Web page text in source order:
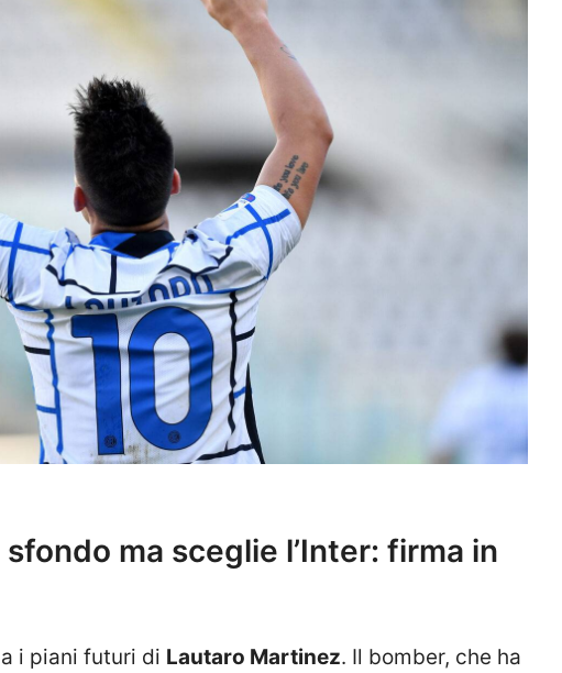
ma sceglie l’Inter: firma in
i piani futuri di Lautaro Martinez. Il bomber, che ha